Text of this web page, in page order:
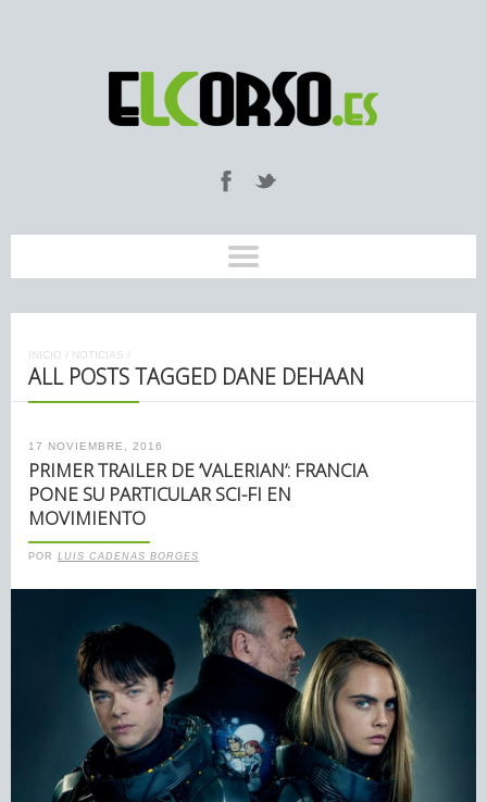
INICIO / NOTICIAS /
ALL POSTS TAGGED DANE DEHAAN
17 NOVIEMBRE, 2016
PRIMER TRAILER DE ‘VALERIAN’: FRANCIA
PONE SU PARTICULAR SCI-FI EN
MOVIMIENTO
POR LUIS CADENAS BORGES